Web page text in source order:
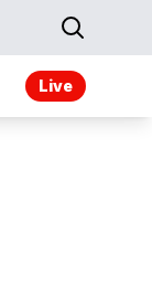
Live